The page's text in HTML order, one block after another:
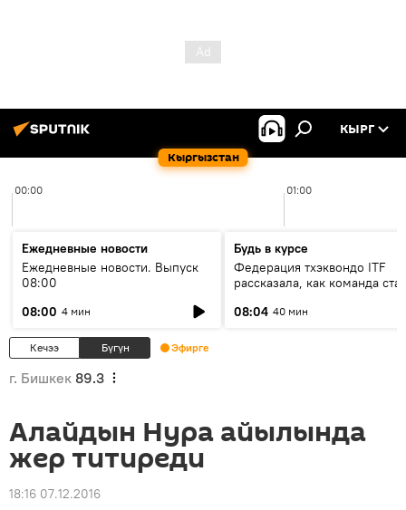
Кыргызстан
КЫРГ
00:00 01:00
Ежедневные новости
Ежедневные новости. Выпуск
08:00
08:00 4 мин
Будь в курсе
Федерация тхэквондо ITF
рассказала, как команда
08:04 40 мин
Кечээ Бүгүн Эфирге
г. Бишкек 89.3
Алайдын Нура айылында
жер титиреди
18:16 07.12.2016